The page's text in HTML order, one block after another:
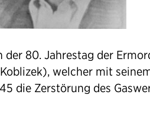
der 80. Jahrestag der
welcher mit
die Zerstörung des